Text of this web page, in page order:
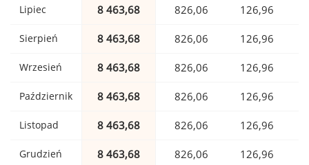
Lipiec 8 463,68 826,06 126,96
Sierpień 8 463,68 826,06 126,96
Wrzesień 8 463,68 826,06 126,96
Październik 8 463,68 826,06 126,96
Listopad 8 463,68 826,06 126,96
Grudzień 8 463,68 826,06 126,96